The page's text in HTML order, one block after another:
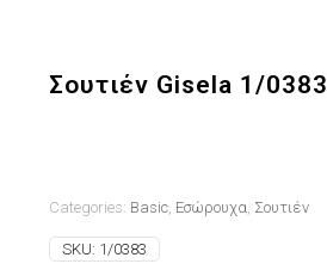
Σουτιέν Gisela 1/0383
Categories: Basic, Εσώρουχα, Σουτιέν
SKU: 1/0383